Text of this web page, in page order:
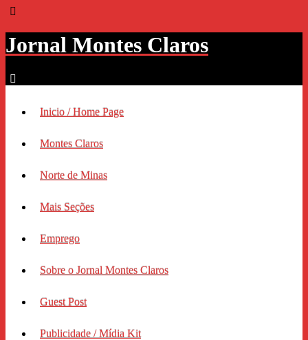
Jornal Montes Claros
Inicio / Home Page
Montes Claros
Norte de Minas
Mais Seções
Emprego
Sobre o Jornal Montes Claros
Guest Post
Publicidade / Mídia Kit